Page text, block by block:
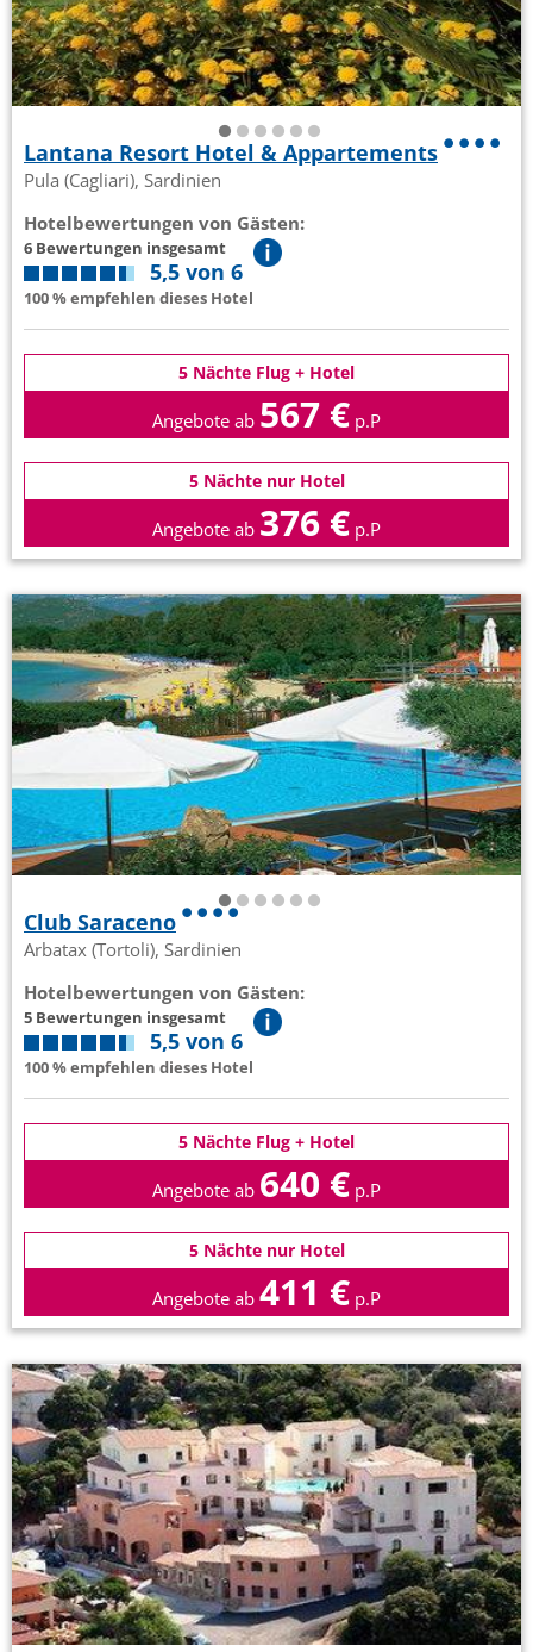
Lantana Resort Hotel & Appartements
Pula (Cagliari), Sardinien
Hotelbewertungen von Gästen:
6 Bewertungen insgesamt
5,5 von 6
100 % empfehlen dieses Hotel
5 Nächte Flug + Hotel
Angebote ab 567 € p.P
5 Nächte nur Hotel
Angebote ab 376 € p.P
Club Saraceno
Arbatax (Tortoli), Sardinien
Hotelbewertungen von Gästen:
5 Bewertungen insgesamt
5,5 von 6
100 % empfehlen dieses Hotel
5 Nächte Flug + Hotel
Angebote ab 640 € p.P
5 Nächte nur Hotel
Angebote ab 411 € p.P